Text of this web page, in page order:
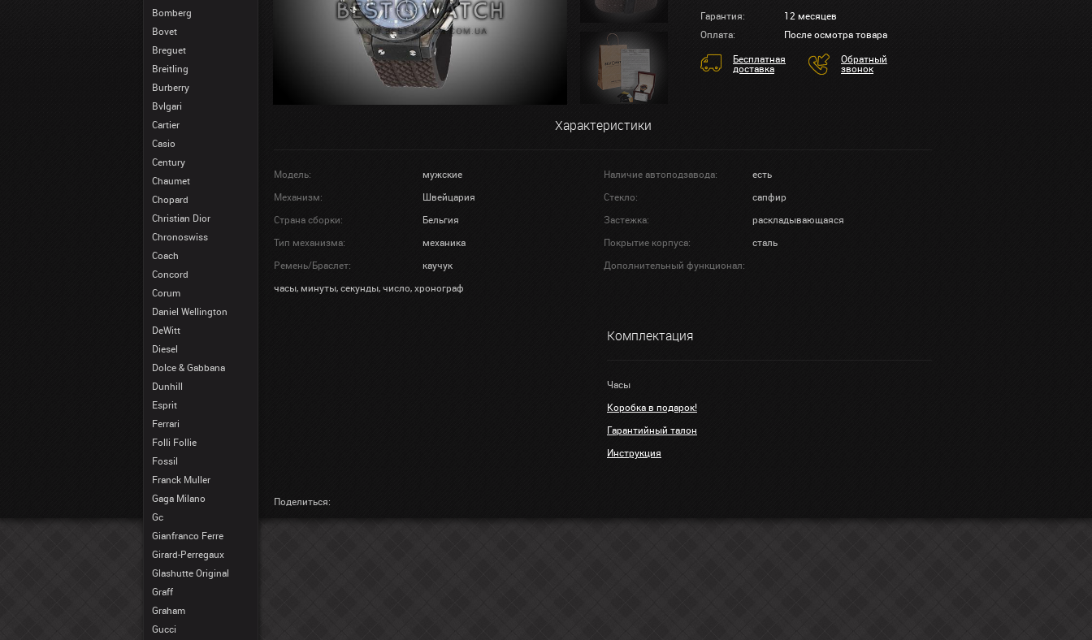
Bomberg
Bovet
Breguet
Breitling
Burberry
Bvlgari
Cartier
Casio
Century
Chaumet
Chopard
Christian Dior
Chronoswiss
Coach
Concord
Corum
Daniel Wellington
DeWitt
Diesel
Dolce & Gabbana
Dunhill
Esprit
Ferrari
Folli Follie
Fossil
Franck Muller
Gaga Milano
Gc
Gianfranco Ferre
Girard-Perregaux
Glashutte Original
Graff
Graham
Gucci
Гарантия:
12 месяцев
Оплата:
После осмотра товара
Бесплатная
доставка
Обратный
звонок
Характеристики
Модель: мужские Наличие автоподзавода:
есть
Механизм:
Швейцария Стекло:
сапфир
Страна сборки:
Бельгия Застежка:
раскладывающаяся
Тип механизма:
механика Покрытие корпуса:
сталь
Ремень/Браслет:
каучук
Дополнительный функционал:
часы, минуты, секунды, число, хронограф
Комплектация
Часы
Коробка в подарок!
Гарантийный талон
Инструкция
Поделиться: